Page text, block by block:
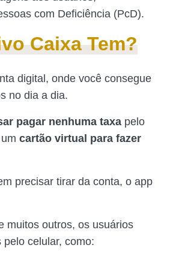
com Deficiência (PcD).
Caixa Tem?
digital, onde você consegue
no dia a dia.
pagar nenhuma taxa pelo
cartão virtual para fazer
precisar tirar da conta, o app
muitos outros, os usuários
celular, como: